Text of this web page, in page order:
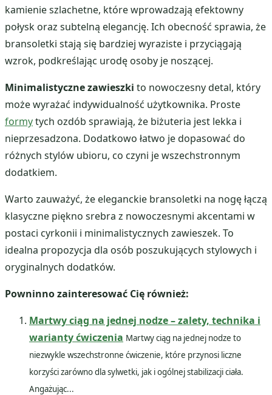
kamienie szlachetne, które wprowadzają efektowny
połysk oraz subtelną elegancję. Ich obecność sprawia, że
bransoletki stają się bardziej wyraziste i przyciągają
wzrok, podkreślając urodę osoby je noszącej.
Minimalistyczne zawieszki to nowoczesny detal, który
może wyrażać indywidualność użytkownika. Proste
formytych ozdób sprawiają, że biżuteria jest lekka i
nieprzesadzona. Dodatkowo łatwo je dopasować do
różnych stylów ubioru, co czyni je wszechstronnym
dodatkiem.
Warto zauważyć, że eleganckie bransoletki na nogę łączą
klasyczne piękno srebra z nowoczesnymi akcentami w
postaci cyrkonii i minimalistycznych zawieszek. To
idealna propozycja dla osób poszukujących stylowych i
oryginalnych dodatków.
Powninno zainteresować Cię również:
Martwy ciąg na jednej nodze – zalety, technika i
warianty ćwiczenia Martwy ciąg na jednej nodze to
niezwykle wszechstronne ćwiczenie, które przynosi liczne
korzyści zarówno dla sylwetki, jak i ogólnej stabilizacji ciała.
Angażując...